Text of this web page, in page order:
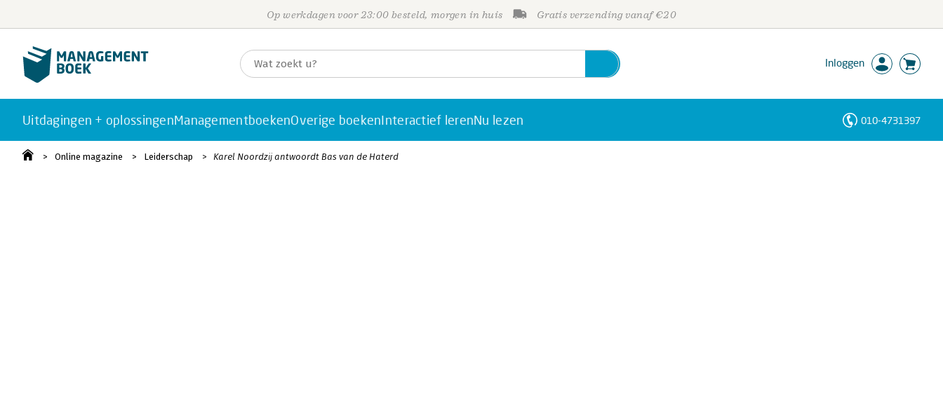
Op werkdagen voor 23:00 besteld, morgen in huis Gratis verzending vanaf €20
Inloggen
Uitdagingen + oplossingenManagementboekenOverige boekenInteractief lerenNu lezen 010-4731397
Online magazine Leiderschap Karel Noordzij antwoordt Bas van de Haterd
Personen